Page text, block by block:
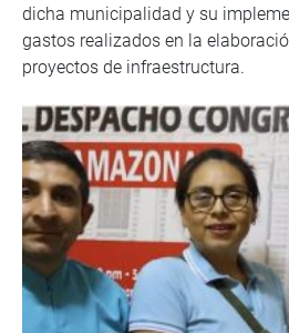
dicha municipalidad y su
gastos realizados en la
proyectos de infraestructura.